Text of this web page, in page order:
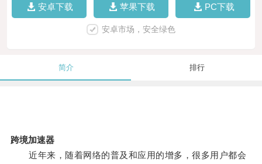
安卓下载 苹果下载 PC下载
安卓市场，安全绿色
简介 排行
跨境加速器
近年来，随着网络的普及和应用的增多，很多用户都会